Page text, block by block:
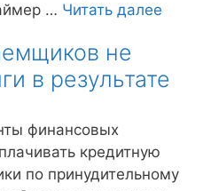
… Читать далее
МФК
не
в результате
финансовых
кредитную
по принудительному